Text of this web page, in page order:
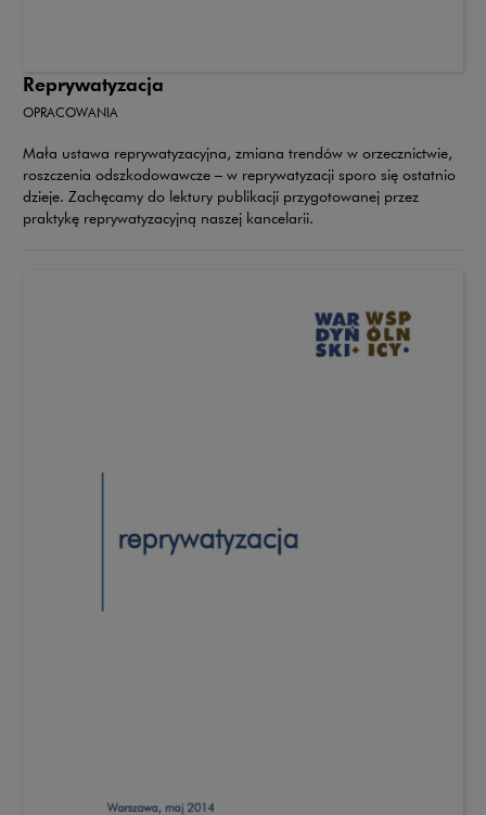
Reprywatyzacja
OPRACOWANIA
Mała ustawa reprywatyzacyjna, zmiana trendów w orzecznictwie,
roszczenia odszkodowawcze – w reprywatyzacji sporo się ostatnio
dzieje. Zachęcamy do lektury publikacji przygotowanej przez
praktykę reprywatyzacyjną naszej kancelarii.